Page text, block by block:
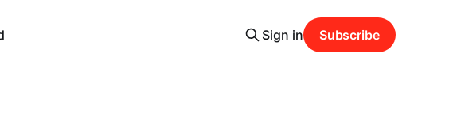
Sign in Subscribe